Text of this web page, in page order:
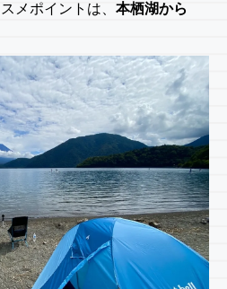
メポイントは、 本栖湖から